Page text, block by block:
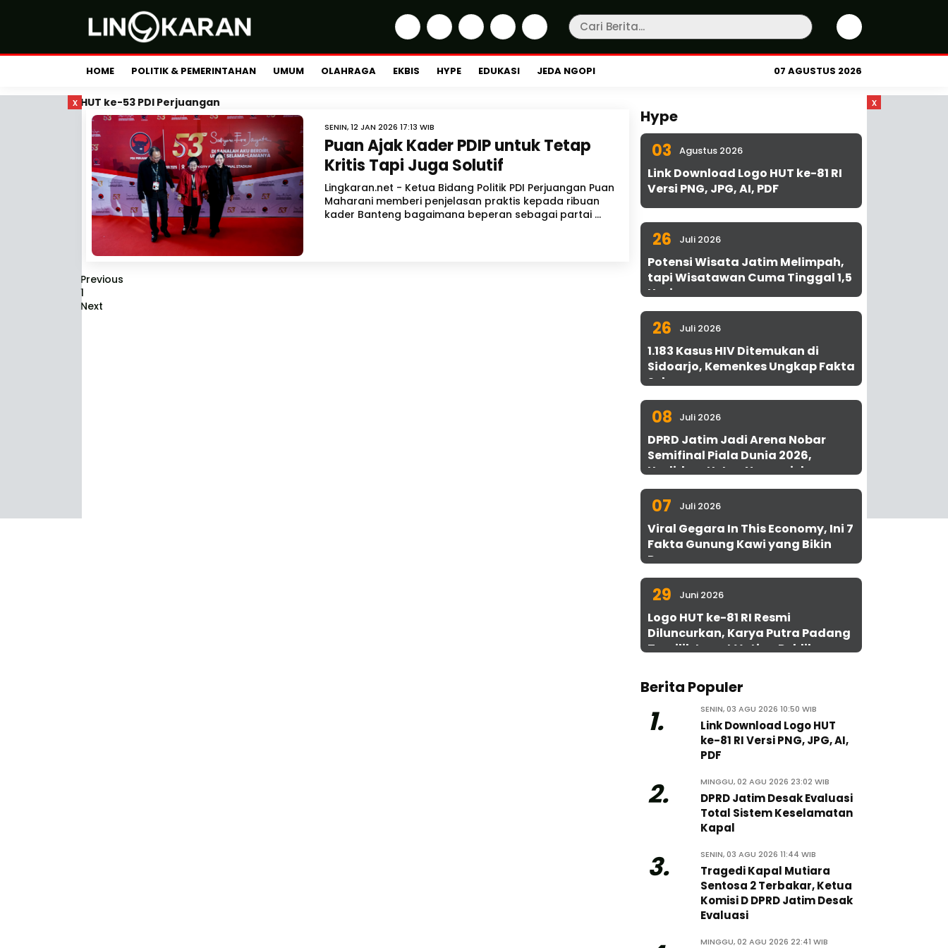
HOME POLITIK & PEMERINTAHAN UMUM OLAHRAGA EKBIS HYPE EDUKASI JEDA NGOPI 07 AGUSTUS 2026
x x
HUT ke-53 PDI Perjuangan
SENIN, 12 JAN 2026 17:13 WIB
Puan Ajak Kader PDIP untuk Tetap
Kritis Tapi Juga Solutif
Lingkaran.net - Ketua Bidang Politik PDI Perjuangan Puan
Maharani memberi penjelasan praktis kepada ribuan
kader Banteng bagaimana beperan sebagai partai ...
Previous
1
Next
Hype
03 Agustus 2026
Link Download Logo HUT ke-81 RI
Versi PNG, JPG, AI, PDF
26 Juli 2026
Potensi Wisata Jatim Melimpah,
tapi Wisatawan Cuma Tinggal 1,5
Hari
26 Juli 2026
1.183 Kasus HIV Ditemukan di
Sidoarjo, Kemenkes Ungkap Fakta
Sebenarnya
08 Juli 2026
DPRD Jatim Jadi Arena Nobar
Semifinal Piala Dunia 2026,
Hadirkan Uston Nawawi dan
UMKM Gratis untuk 1.000 Warga
07 Juli 2026
Viral Gegara In This Economy, Ini 7
Fakta Gunung Kawi yang Bikin
Penasaran
29 Juni 2026
Logo HUT ke-81 RI Resmi
Diluncurkan, Karya Putra Padang
Terpilih Lewat Voting Publik
Berita Populer
1. SENIN, 03 AGU 2026 10:50 WIB
Link Download Logo HUT
ke-81 RI Versi PNG, JPG, AI,
PDF
2. MINGGU, 02 AGU 2026 23:02 WIB
DPRD Jatim Desak Evaluasi
Total Sistem Keselamatan
Kapal
3. SENIN, 03 AGU 2026 11:44 WIB
Tragedi Kapal Mutiara
Sentosa 2 Terbakar, Ketua
Komisi D DPRD Jatim Desak
Evaluasi
MINGGU, 02 AGU 2026 22:41 WIB